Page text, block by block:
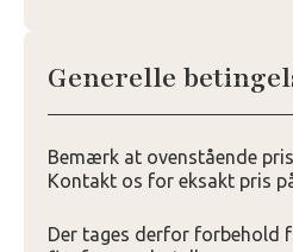
Generelle
Bemærk at ovenstående
Kontakt os for eksakt pris
Der tages derfor forbehold